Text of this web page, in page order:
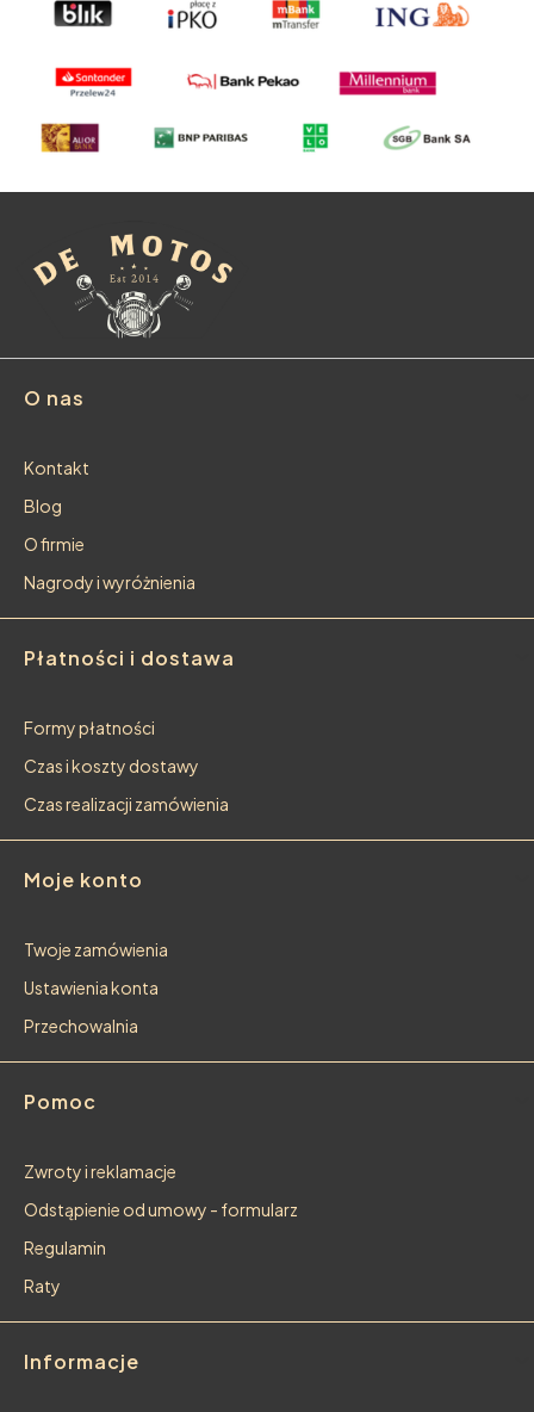
Linki w stopce
O nas
Kontakt
Blog
O firmie
Nagrody i wyróżnienia
Płatności i dostawa
Formy płatności
Czas i koszty dostawy
Czas realizacji zamówienia
Moje konto
Twoje zamówienia
Ustawienia konta
Przechowalnia
Pomoc
Zwroty i reklamacje
Odstąpienie od umowy - formularz
Regulamin
Raty
Informacje